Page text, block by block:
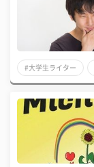
#大学生ライター